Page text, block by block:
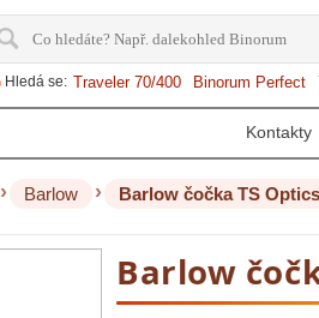
Hledá se: Traveler 70/400 Binorum Perfect
Kontakty
› Barlow › Barlow čočka TS
Barlow